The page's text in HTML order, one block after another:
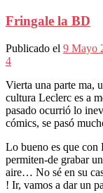
Fringale la BD
Publicado el 9 Mayo
4
Vierta una parte ma,
cultura Leclerc es a
pasado ocurrió lo
cómics, se pasó
Lo bueno es que con
permiten-de grabar
aire… No sé en su
! Ir, vamos a dar un